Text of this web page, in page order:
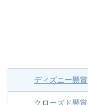
ディズニー懸賞
クローズド懸賞